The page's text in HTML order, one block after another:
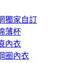
獨家自訂
薄杯
內衣
圈內衣